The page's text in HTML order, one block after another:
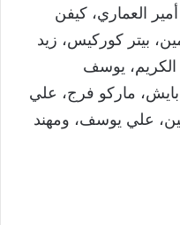
العماري، كيفن
بيتر كوركيس، زيد
يوسف
بايش، ماركو فرج، علي
علي يوسف، ومهند